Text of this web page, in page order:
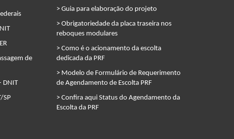
de
DNIT
SP
> Guia para elaboração do projeto
> Obrigatoriedade da placa traseira nos
reboques modulares
> Como é o acionamento da escolta
dedicada da PRF
> Modelo de Formulário de Requerimento
de Agendamento de Escolta PRF
> Confira aqui Status do Agendamento da
Escolta da PRF